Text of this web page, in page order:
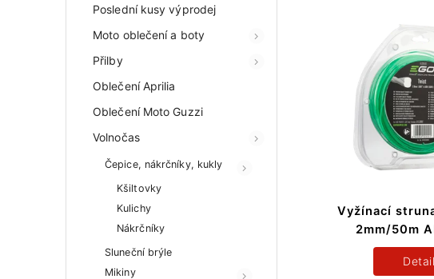
Poslední kusy výprodej
Moto oblečení a boty
Přilby
Oblečení Aprilia
Oblečení Moto Guzzi
Volnočas
Čepice, nákrčníky, kukly
Kšiltovky
Kulichy
Nákrčníky
Sluneční brýle
Mikiny
Vyžínací
2mm/50m
Detail